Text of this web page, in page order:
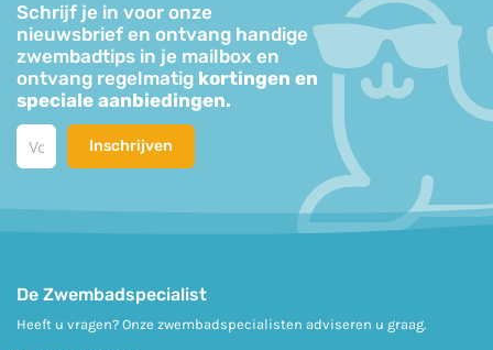
Schrijf je in voor onze
nieuwsbrief en ontvang handige
zwembadtips in je mailbox en
ontvang regelmatig kortingen en
speciale aanbiedingen.
Inschrijven
De Zwembadspecialist
Heeft u vragen? Onze zwembadspecialisten adviseren u graag.